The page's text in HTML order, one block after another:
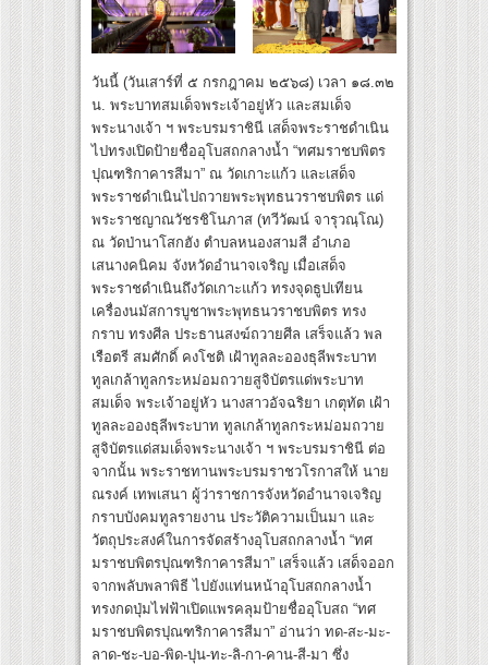
วันนี้ (วันเสาร์ที่ ๕ กรกฎาคม ๒๕๖๘) เวลา ๑๘.๓๒
น. พระบาทสมเด็จพระเจ้าอยู่หัว และสมเด็จ
พระนางเจ้า ฯ พระบรมราชินี เสด็จพระราชดำเนิน
ไปทรงเปิดป้ายชื่ออุโบสถกลางน้ำ “ทศมราชบพิตร
ปุณฑริกาคารสีมา” ณ วัดเกาะแก้ว และเสด็จ
พระราชดำเนินไปถวายพระพุทธนวราชบพิตร แด่
พระราชญาณวัชรชิโนภาส (ทวีวัฒน์ จารุวณฺโณ)
ณ วัดป่านาโสกฮัง ตำบลหนองสามสี อำเภอ
เสนางคนิคม จังหวัดอำนาจเจริญ เมื่อเสด็จ
พระราชดำเนินถึงวัดเกาะแก้ว ทรงจุดธูปเทียน
เครื่องนมัสการบูชาพระพุทธนวราชบพิตร ทรง
กราบ ทรงศีล ประธานสงฆ์ถวายศีล เสร็จแล้ว พล
เรือตรี สมศักดิ์ คงโชติ เฝ้าทูลละอองธุลีพระบาท
ทูลเกล้าทูลกระหม่อมถวายสูจิบัตรแด่พระบาท
สมเด็จ พระเจ้าอยู่หัว นางสาวอัจฉริยา เกตุทัต เฝ้า
ทูลละอองธุลีพระบาท ทูลเกล้าทูลกระหม่อมถวาย
สูจิบัตรแด่สมเด็จพระนางเจ้า ฯ พระบรมราชินี ต่อ
จากนั้น พระราชทานพระบรมราชวโรกาสให้ นาย
ณรงค์ เทพเสนา ผู้ว่าราชการจังหวัดอำนาจเจริญ
กราบบังคมทูลรายงาน ประวัติความเป็นมา และ
วัตถุประสงค์ในการจัดสร้างอุโบสถกลางน้ำ “ทศ
มราชบพิตรปุณฑริกาคารสีมา” เสร็จแล้ว เสด็จออก
จากพลับพลาพิธี ไปยังแท่นหน้าอุโบสถกลางน้ำ
ทรงกดปุ่มไฟฟ้าเปิดแพรคลุมป้ายชื่ออุโบสถ “ทศ
มราชบพิตรปุณฑริกาคารสีมา” อ่านว่า ทด-สะ-มะ-
ลาด-ชะ-บอ-พิด-ปุน-ทะ-ลิ-กา-คาน-สี-มา ซึ่ง